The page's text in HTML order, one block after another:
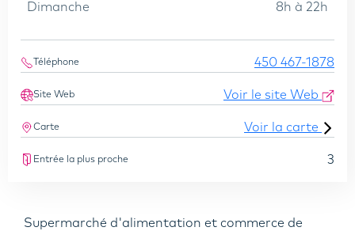
dimanche 8h à 22h
Téléphone 450 467-1878
Site Web Voir le site Web
Carte Voir la carte
Entrée la plus proche 3
Supermarché d'alimentation et commerce de